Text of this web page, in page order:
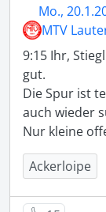
Mo.,
MTV
9:15 Ihr,
gut.
Die Spur ist
auch wieder
Nur kleine
Ackerloipe